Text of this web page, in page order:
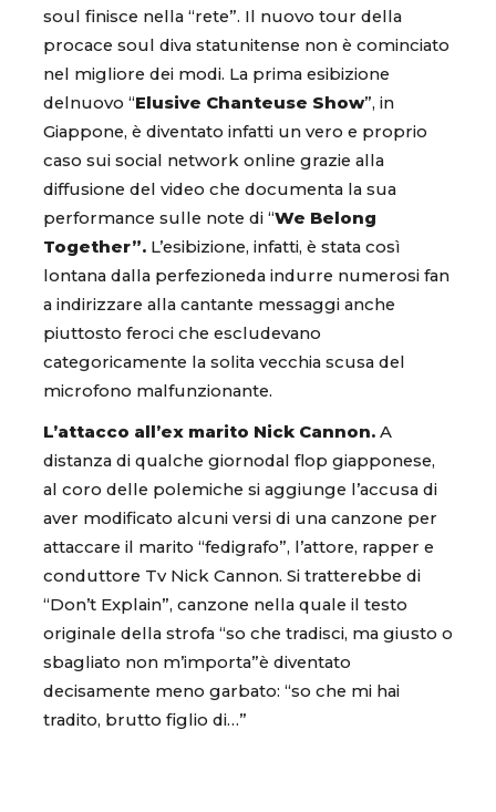
soul finisce nella “rete”. Il nuovo tour della
procace soul diva statunitense non è cominciato
nel migliore dei modi. La prima esibizione
delnuovo “Elusive Chanteuse Show”, in
Giappone, è diventato infatti un vero e proprio
caso sui social network online grazie alla
diffusione del video che documenta la sua
performance sulle note di “We Belong
Together”. L’esibizione, infatti, è stata così
lontana dalla perfezioneda indurre numerosi fan
a indirizzare alla cantante messaggi anche
piuttosto feroci che escludevano
categoricamente la solita vecchia scusa del
microfono malfunzionante.
L’attacco all’ex marito Nick Cannon. A
distanza di qualche giornodal flop giapponese,
al coro delle polemiche si aggiunge l’accusa di
aver modificato alcuni versi di una canzone per
attaccare il marito “fedigrafo”, l’attore, rapper e
conduttore Tv Nick Cannon. Si tratterebbe di
“Don’t Explain”, canzone nella quale il testo
originale della strofa “so che tradisci, ma giusto o
sbagliato non m’importa”è diventato
decisamente meno garbato: “so che mi hai
tradito, brutto figlio di…”